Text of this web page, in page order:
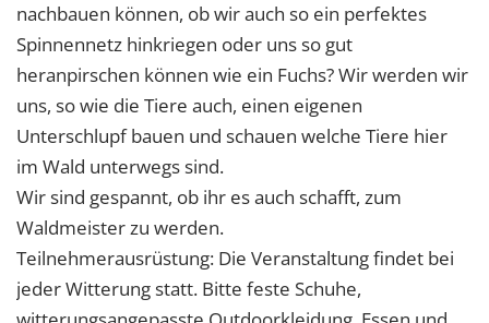
nachbauen können, ob wir auch so ein perfektes
Spinnennetz hinkriegen oder uns so gut
heranpirschen können wie ein Fuchs? Wir werden wir
uns, so wie die Tiere auch, einen eigenen
Unterschlupf bauen und schauen welche Tiere hier
im Wald unterwegs sind.
Wir sind gespannt, ob ihr es auch schafft, zum
Waldmeister zu werden.
Teilnehmerausrüstung: Die Veranstaltung findet bei
jeder Witterung statt. Bitte feste Schuhe,